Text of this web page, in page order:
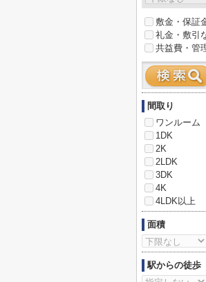
敷金・保証
礼金・敷引
共益費・管
間取り
ワンルーム
1DK
2K
2LDK
3DK
4K
4LDK以上
面積
駅からの徒歩